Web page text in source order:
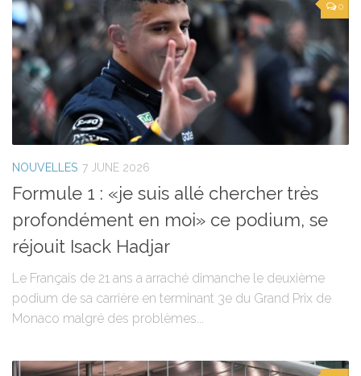
0
NOUVELLES 7 JUNE 2026
Formule 1 : «je suis allé chercher très
profondément en moi» ce podium, se
réjouit Isack Hadjar
Le Français de 21 ans a arraché dimanche le deuxième
podium de sa carrière en terminant 3e du Grand Prix de
Monaco malgré des problèmes...